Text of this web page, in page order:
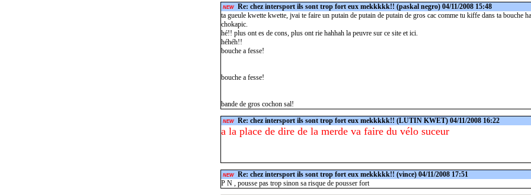
NEW Re: chez intersport ils sont trop fort eux mekkkkk!! (paskal negro) 04/11/2008 15:48
ta gueule kwette kwette, jvai te faire un putain de putain de putain de gros cac comme tu kiffe dans ta bouche
chokapic.
hé!! plus ont es de cons, plus ont rie hahhah la peuvre sur ce site et ici.
héhéh!!
bouche a fesse!
bouche a fesse!
bande de gros cochon sal!
NEW Re: chez intersport ils sont trop fort eux mekkkkk!! (LUTIN KWET) 04/11/2008 16:22
a la place de dire de la merde va faire du vélo suceur
NEW Re: chez intersport ils sont trop fort eux mekkkkk!! (vince) 04/11/2008 17:51
P N , pousse pas trop sinon sa risque de pousser fort